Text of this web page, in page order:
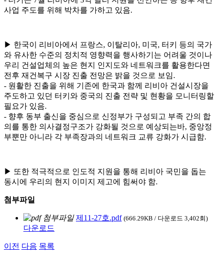
사업 주도를 위해 박차를 가하고 있음.
▶ 한국이 리비아에서 프랑스, 이탈리아, 미국, 터키 등의 국가
와 유사한 수준의 정치적 영향력을 행사하기는 어려울 것이나
우리 건설업체의 높은 현지 인지도와 네트워크를 활용한다면
전후 재건복구 시장 진출 전망은 밝을 것으로 보임.
- 원활한 진출을 위해 기존에 한국과 함께 리비아 건설시장을
주도하고 있던 터키와 중국의 진출 전략 및 현황을 모니터링할
필요가 있음.
- 향후 동부 출신을 중심으로 신정부가 구성되고 부족 간의 합
의를 통한 의사결정구조가 강화될 것으로 예상되는바, 중앙정
부뿐만 아니라 각 부족장과의 네트워크 교류 강화가 시급함.
▶ 또한 적극적으로 인도적 지원을 통해 리비아 국민을 돕는
동시에 우리의 현지 이미지 제고에 힘써야 함.
첨부파일
제11-27호.pdf (666.29KB / 다운로드 3,402회)
다운로드
이전 다음 목록